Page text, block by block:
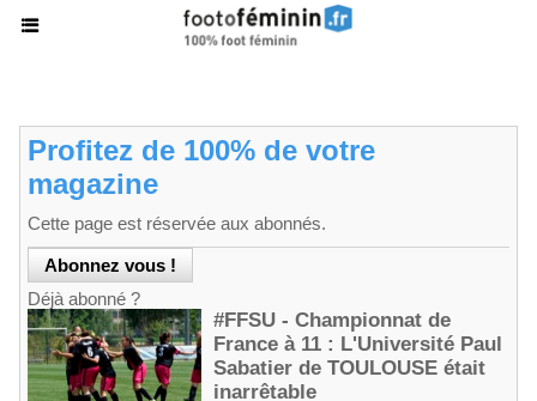
Profitez de 100% de votre
magazine
Cette page est réservée aux abonnés.
Déjà abonné ?
#FFSU - Championnat de
France à 11 : L'Université Paul
Sabatier de TOULOUSE était
inarrêtable